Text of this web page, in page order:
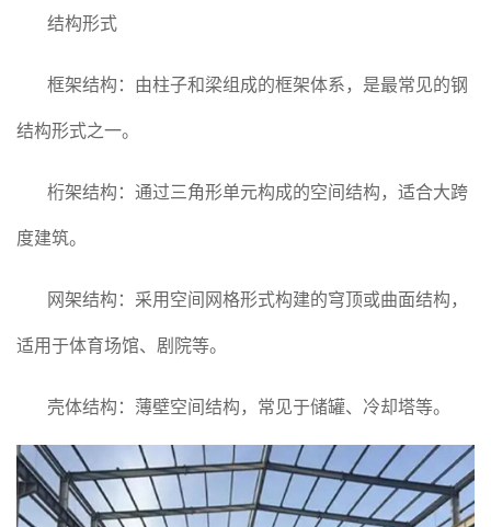
结构形式
框架结构：由柱子和梁组成的框架体系，是最常见的钢
结构形式之一。
桁架结构：通过三角形单元构成的空间结构，适合大跨
度建筑。
网架结构：采用空间网格形式构建的穹顶或曲面结构，
适用于体育场馆、剧院等。
壳体结构：薄壁空间结构，常见于储罐、冷却塔等。